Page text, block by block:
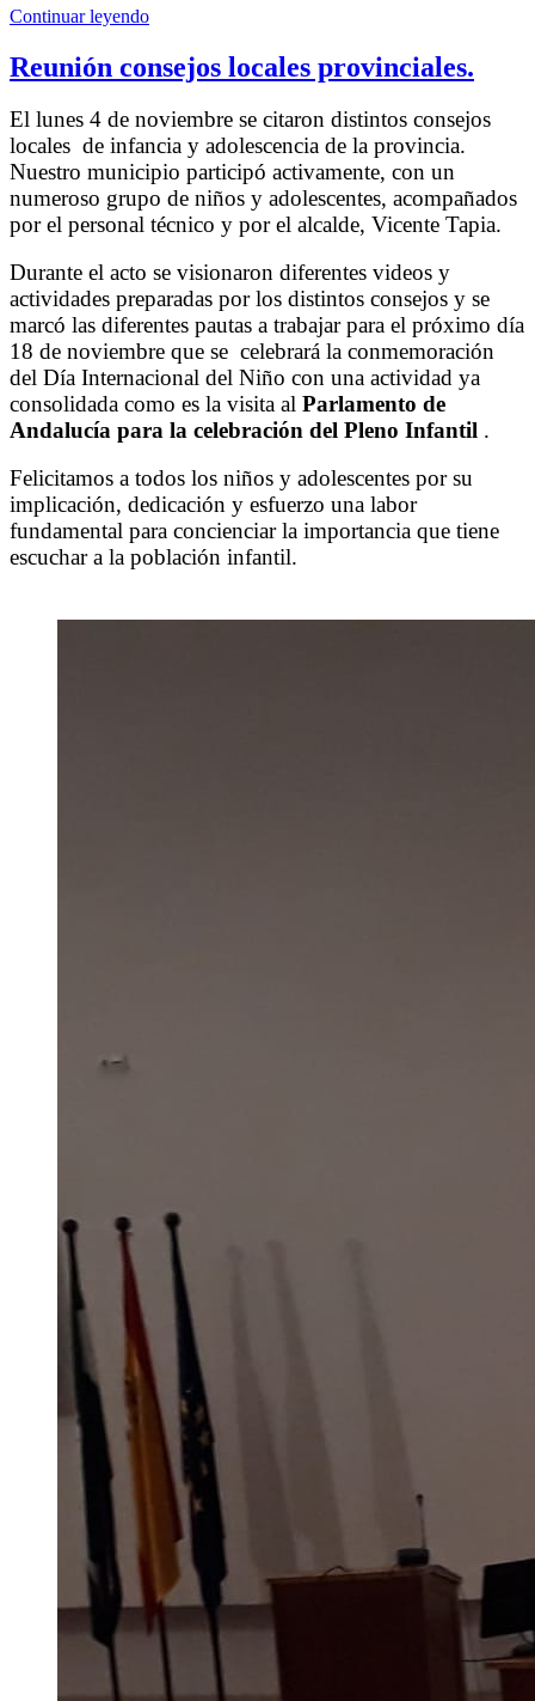
Continuar leyendo
Reunión consejos locales provinciales.
El lunes 4 de noviembre se citaron distintos consejos
locales de infancia y adolescencia de la provincia.
Nuestro municipio participó activamente, con un
numeroso grupo de niños y adolescentes, acompañados
por el personal técnico y por el alcalde, Vicente Tapia.
Durante el acto se visionaron diferentes videos y
actividades preparadas por los distintos consejos y se
marcó las diferentes pautas a trabajar para el próximo día
18 de noviembre que se celebrará la conmemoración
del Día Internacional del Niño con una actividad ya
consolidada como es la visita al Parlamento de
Andalucía para la celebración del Pleno Infantil .
Felicitamos a todos los niños y adolescentes por su
implicación, dedicación y esfuerzo una labor
fundamental para concienciar la importancia que tiene
escuchar a la población infantil.